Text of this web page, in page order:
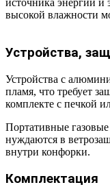
источника энергии и
высокой влажности
Устройства,
Устройства с
пламя, что требует
комплекте с печкой
Портативные
нуждаются в
внутри конфорки.
Комплектация